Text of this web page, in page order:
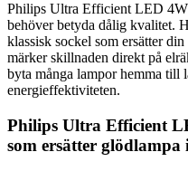
Philips Ultra Efficient LED
behöver betyda dålig kvalitet.
klassisk sockel som ersätter
märker skillnaden direkt på
byta många lampor hemma till
energieffektiviteten.
Philips Ultra Efficient
som ersätter glödlampa